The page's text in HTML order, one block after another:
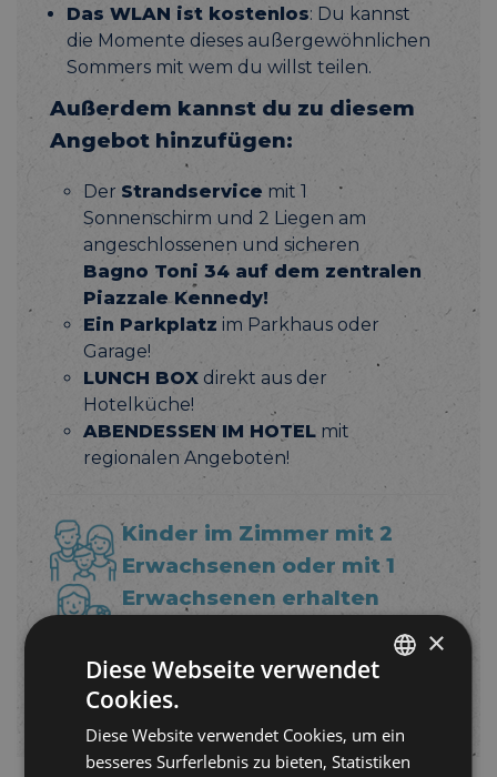
Das WLAN ist kostenlos: Du kannst
die Momente dieses außergewöhnlichen
Sommers mit wem du willst teilen.
Außerdem kannst du zu diesem
Angebot hinzufügen:
Der Strandservice mit 1
Sonnenschirm und 2 Liegen am
angeschlossenen und sicheren
Bagno Toni 34 auf dem zentralen
Piazzale Kennedy!
Ein Parkplatz im Parkhaus oder
Garage!
LUNCH BOX direkt aus der
Hotelküche!
ABENDESSEN IM HOTEL mit
regionalen Angeboten!
Kinder im Zimmer mit 2
Erwachsenen oder mit 1
Erwachsenen erhalten
Stelle
deine Anfrage und erhalte ein
individuelles Angebot.
ENGLISH
×
Diese Webseite verwendet
Cookies.
Diese Website verwendet Cookies, um ein
besseres Surferlebnis zu bieten, Statistiken